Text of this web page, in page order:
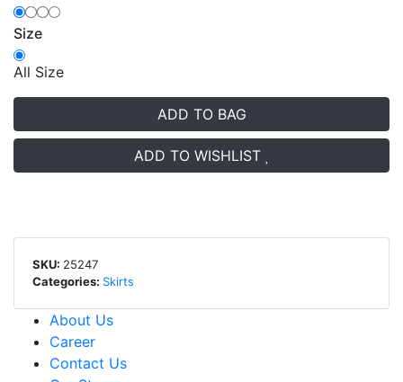
Size
All Size
ADD TO BAG
ADD TO WISHLIST
SKU: 25247
Categories: Skirts
About Us
Career
Contact Us